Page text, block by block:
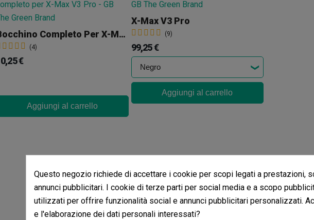
Bocchino Completo Per X-Max V3 Pro
(4)
€
Aggiungi al carrello
X-Max V3 Pro
(9)
99,25 €
Aggiungi al carrello
Questo negozio richiede di accettare i cookie per scopi legati a prestazioni,
annunci pubblicitari. I cookie di terze parti per social media e a scopo
utilizzati per offrire funzionalità social e annunci pubblicitari personalizzati.
e l'elaborazione dei dati personali interessati?